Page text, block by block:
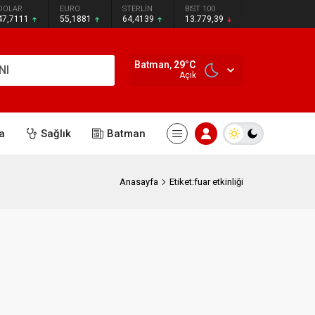
EURO
55,1881
STERLİN
64,4139
BIST 100
13.779,39
Batman, 29°C
Açık
Sağlık Batman
Anasayfa Etiket:fuar etkinliği